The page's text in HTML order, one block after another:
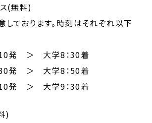
(無料)
しております。時刻はそれぞれ以下
発 ＞ 大学8：30着
発 ＞ 大学8：50着
発 ＞ 大学9：30着
)